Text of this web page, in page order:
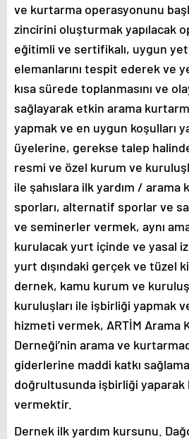
ve kurtarma operasyonunu
zincirini oluşturmak yapılacak
eğitimli ve sertifikalı, uygun
elemanlarını tespit ederek ve
kısa sürede toplanmasını ve
sağlayarak etkin arama
yapmak ve en uygun koşulları
üyelerine, gerekse talep
resmi ve özel kurum ve
ile şahıslara ilk yardım / arama
sporları, alternatif sporlar ve
ve seminerler vermek, aynı
kurulacak yurt içinde ve yasal
yurt dışındaki gerçek ve tüzel
dernek, kamu kurum ve
kuruluşları ile işbirliği yapmak
hizmeti vermek, ARTİM Arama
Derneği’nin arama ve
giderlerine maddi katkı
doğrultusunda işbirliği yaparak
vermektir.
Dernek ilk yardım kursunu.